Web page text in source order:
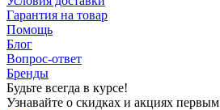
Гарантия на товар
Помощь
Блог
Вопрос-ответ
Бренды
Будьте всегда в курсе!
Узнавайте о скидках и акциях первым